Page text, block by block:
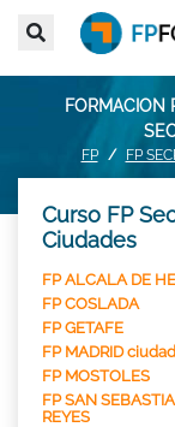
FORMACION
FP FP
Curso FP
Ciudades
FP ALCALA DE
FP COSLADA
FP GETAFE
FP MADRID ciudad
FP MOSTOLES
FP SAN
REYES